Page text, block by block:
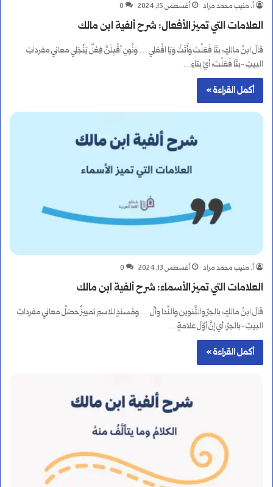
أ. منيب محمد مراد أغسطس 15, 2024 0
العلامات التي تميز الأفعال: شرح ألفية ابن مالك
قالَ ابنُ مالكٍ: بتَا فَعَلْتَ وَأَتَتْ وَيَا افْعَلِي … وَنُونِ أقْبِلَنَّ فِعْلٌ يَنْجَلِي معاني مفرداتِ
البيتِ -بتَا فَعَلْتَ: أيْ بتاءِ…
أكمل القراءة »
أ. منيب محمد مراد أغسطس 13, 2024 0
العلامات التي تميز الأسماء: شرح ألفية ابن مالك
قالَ ابنُ مالكٍ: بالجرِّ والتَّنوينِ والنِّدا وألْ … ومُسندٍ للاسمِ تمييزٌ حَصَلْ معاني مفرداتِ
البيتِ -بالجرِّ: أي إنَّ أوَّلَ علامةٍ…
أكمل القراءة »